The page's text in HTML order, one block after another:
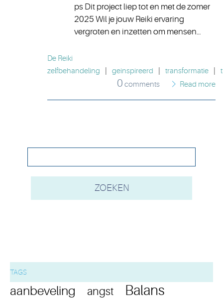
ps Dit project liep tot en met de zomer
2025 Wil je jouw Reiki ervaring
vergroten en inzetten om mensen…
De Reiki
zelfbehandeling
geinspireerd transformatie
0 comments Read more
TAGS
aanbeveling angst
Balans